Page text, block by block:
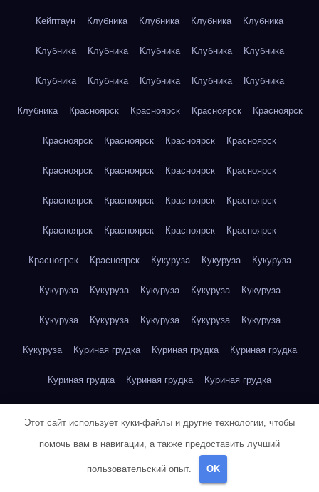
Кейптаун Клубника Клубника Клубника Клубника
Клубника Клубника Клубника Клубника Клубника
Клубника Клубника Клубника Клубника Клубника
Клубника Красноярск Красноярск Красноярск Красноярск
Красноярск Красноярск Красноярск Красноярск
Красноярск Красноярск Красноярск Красноярск
Красноярск Красноярск Красноярск Красноярск
Красноярск Красноярск Красноярск Красноярск
Красноярск Красноярск Кукуруза Кукуруза Кукуруза
Кукуруза Кукуруза Кукуруза Кукуруза Кукуруза
Кукуруза Кукуруза Кукуруза Кукуруза Кукуруза
Кукуруза Куриная грудка Куриная грудка Куриная грудка
Куриная грудка Куриная грудка Куриная грудка
Куриная грудка Куриная грудка Куриная грудка
Куриная грудка Куриная грудка Куриная грудка
Этот сайт использует куки-файлы и другие технологии, чтобы
помочь вам в навигации, а также предоставить лучший
пользовательский опыт. OK